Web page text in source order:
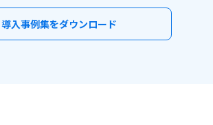
導入事例集をダウンロード